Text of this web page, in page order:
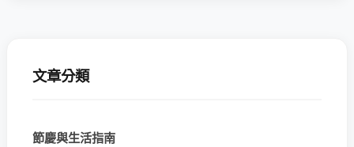
文章分類
節慶與生活指南